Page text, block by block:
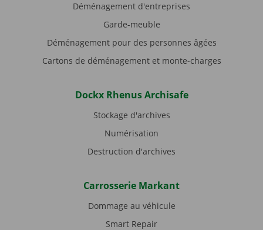
Déménagement d'entreprises
Garde-meuble
Déménagement pour des personnes âgées
Cartons de déménagement et monte-charges
Dockx Rhenus Archisafe
Stockage d'archives
Numérisation
Destruction d'archives
Carrosserie Markant
Dommage au véhicule
Smart Repair